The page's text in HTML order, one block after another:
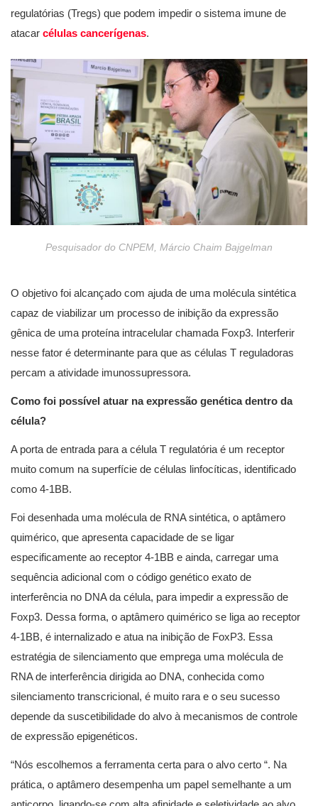
regulatórias (Tregs) que podem impedir o sistema imune de
atacar células cancerígenas.
Pesquisador do CNPEM, Márcio Chaim Bajgelman
O objetivo foi alcançado com ajuda de uma molécula sintética
capaz de viabilizar um processo de inibição da expressão
gênica de uma proteína intracelular chamada Foxp3. Interferir
nesse fator é determinante para que as células T reguladoras
percam a atividade imunossupressora.
Como foi possível atuar na expressão genética dentro da
célula?
A porta de entrada para a célula T regulatória é um receptor
muito comum na superfície de células linfocíticas, identificado
como 4-1BB.
Foi desenhada uma molécula de RNA sintética, o aptâmero
quimérico, que apresenta capacidade de se ligar
especificamente ao receptor 4-1BB e ainda, carregar uma
sequência adicional com o código genético exato de
interferência no DNA da célula, para impedir a expressão de
Foxp3. Dessa forma, o aptâmero quimérico se liga ao receptor
4-1BB, é internalizado e atua na inibição de FoxP3. Essa
estratégia de silenciamento que emprega uma molécula de
RNA de interferência dirigida ao DNA, conhecida como
silenciamento transcricional, é muito rara e o seu sucesso
depende da suscetibilidade do alvo à mecanismos de controle
de expressão epigenéticos.
“Nós escolhemos a ferramenta certa para o alvo certo “. Na
prática, o aptâmero desempenha um papel semelhante a um